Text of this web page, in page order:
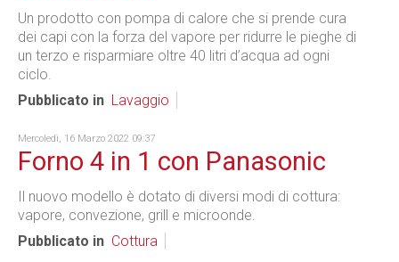
Un prodotto con pompa di calore che si prende cura
dei capi con la forza del vapore per ridurre le pieghe di
un terzo e risparmiare oltre 40 litri d’acqua ad ogni
ciclo.
Pubblicato in Lavaggio
Mercoledì, 16 Marzo 2022 09:37
Forno 4 in 1 con Panasonic
Il nuovo modello è dotato di diversi modi di cottura:
vapore, convezione, grill e microonde.
Pubblicato in Cottura